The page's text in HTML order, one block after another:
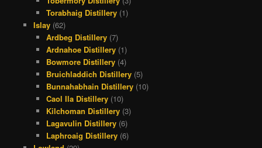
Torabhaig Distillery (1)
Islay(62)
Ardbeg Distillery (7)
Ardnahoe Distillery (1)
Bowmore Distillery (4)
Bruichladdich Distillery (5)
Bunnahabhain Distillery (10)
Caol Ila Distillery (10)
Kilchoman Distillery (3)
Lagavulin Distillery (6)
Laphroaig Distillery (6)